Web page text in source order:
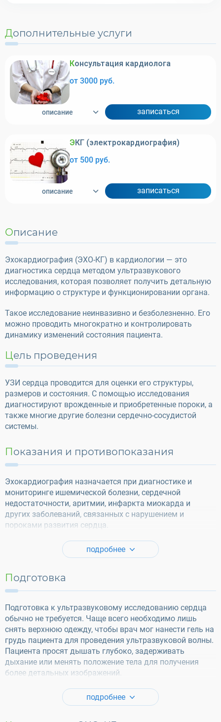
Дополнительные услуги
Консультация кардиолога
от 3000 руб.
описание записаться
ЭКГ (электрокардиография)
от 500 руб.
описание записаться
Описание
Эхокардиография (ЭХО-КГ) в кардиологии — это
диагностика сердца методом ультразвукового
исследования, которая позволяет получить детальную
информацию о структуре и функционировании органа.
Такое исследование неинвазивно и безболезненно. Его
можно проводить многократно и контролировать
динамику изменений состояния пациента.
Цель проведения
УЗИ сердца проводится для оценки его структуры,
размеров и состояния. С помощью исследования
диагностируют врожденные и приобретенные пороки, а
также многие другие болезни сердечно-сосудистой
системы.
Показания и противопоказания
Эхокардиография назначается при диагностике и
мониторинге ишемической болезни, сердечной
недостаточности, аритмии, инфаркта миокарда и
других заболеваний, связанных с нарушением и
пороками развития сердца.
подробнее
Подготовка
Подготовка к ультразвуковому исследованию сердца
обычно не требуется. Чаще всего необходимо лишь
снять верхнюю одежду, чтобы врач мог нанести гель на
грудь пациента для проведения ультразвуковой волны.
Пациента просят дышать глубоко, задерживать
дыхание или менять положение тела для получения
более детальных изображений.
подробнее